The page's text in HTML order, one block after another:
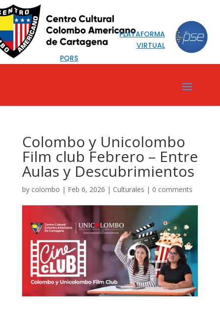
PQRS
PLATAFORMA
VIRTUAL
Colombo y Unicolombo
Film club Febrero – Entre
Aulas y Descubrimientos
by colombo | Feb 6, 2026 | Culturales | 0 comments